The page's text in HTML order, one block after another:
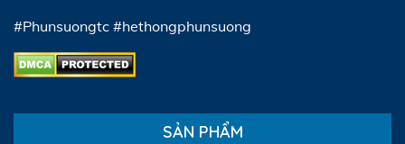
#Phunsuongtc #hethongphunsuong
SẢN PHẨM